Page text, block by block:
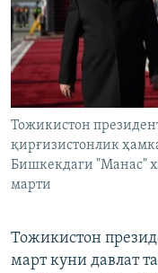
Тожикистон
қирғизистонлик
Бишкекдаги "Манас"
марти
Тожикистон
март куни давлат